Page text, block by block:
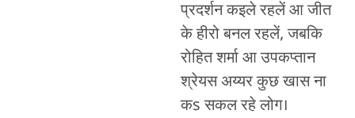
प्रदर्शन कइले रहलें आ जीत
के हीरो बनल रहलें, जबकि
रोहित शर्मा आ उपकप्तान
श्रेयस अय्यर कुछ खास ना
कs सकल रहे लोग।